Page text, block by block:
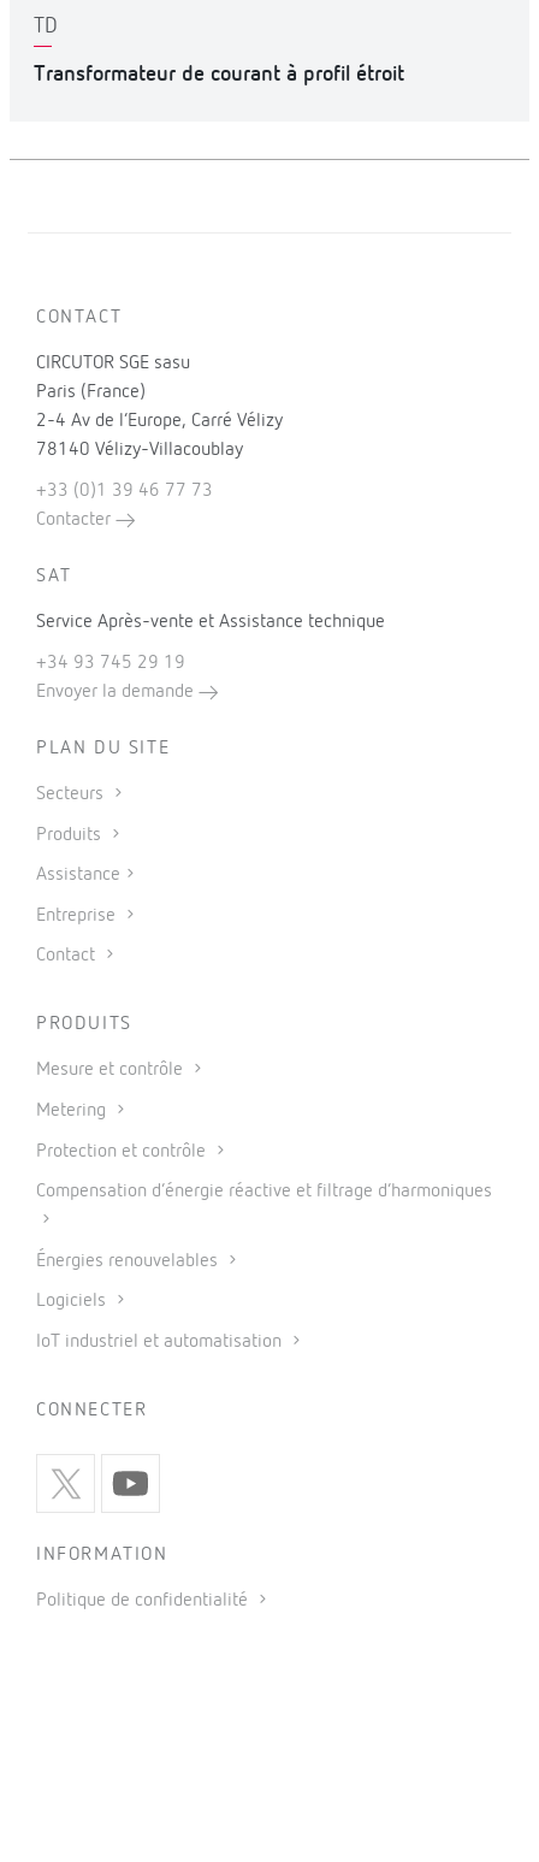
TD
Transformateur de courant à profil étroit
CONTACT
CIRCUTOR SGE sasu
Paris (France)
2-4 Av de l’Europe, Carré Vélizy
78140 Vélizy-Villacoublay
+33 (0)1 39 46 77 73
Contacter
SAT
Service Après-vente et Assistance technique
+34 93 745 29 19
Envoyer la demande
PLAN DU SITE
Secteurs
Produits
Assistance
Entreprise
Contact
PRODUITS
Mesure et contrôle
Metering
Protection et contrôle
Compensation d’énergie réactive et filtrage d’harmoniques
Énergies renouvelables
Logiciels
IoT industriel et automatisation
CONNECTER
INFORMATION
Politique de confidentialité